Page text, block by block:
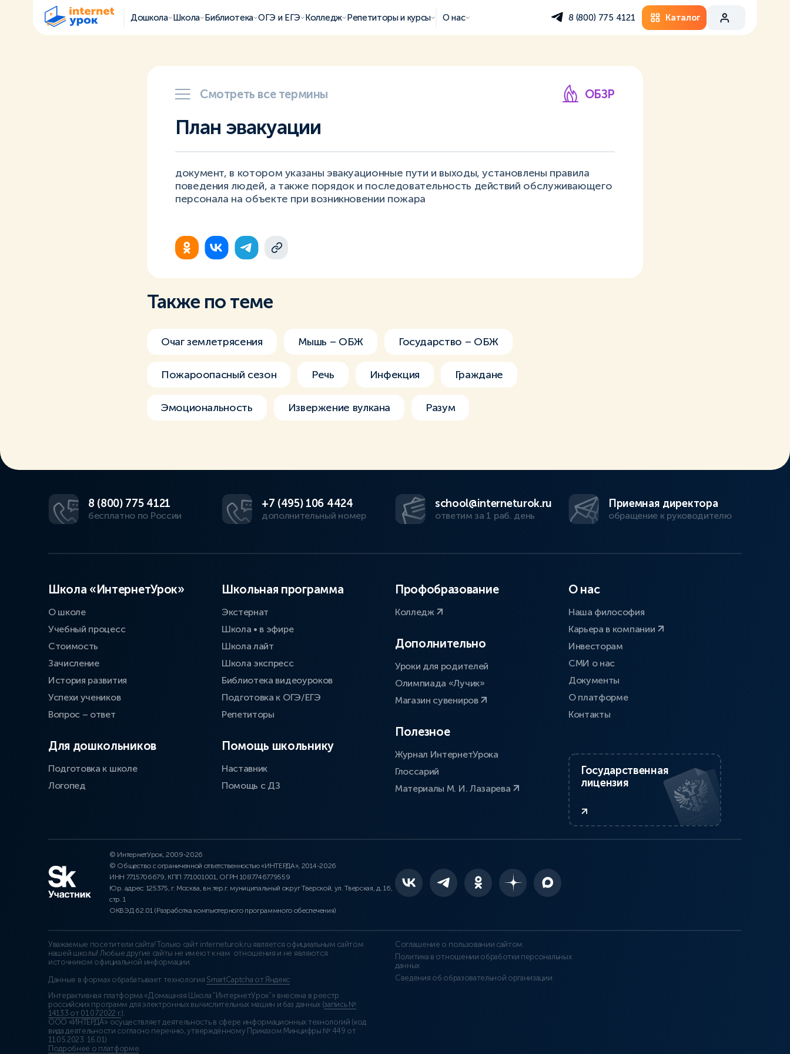
Дошкола Школа Библиотека ОГЭ и ЕГЭ Колледж Репетиторы и курсы О нас 8 (800) 775 4121 Каталог
Смотреть все термины ОБЗР
План эвакуации
документ, в котором указаны эвакуационные пути и выходы, установлены правила
поведения людей, а также порядок и последовательность действий обслуживающего
персонала на объекте при возникновении пожара
Также по теме
Очаг землетрясения Мышь – ОБЖ Государство – ОБЖ
Пожароопасный сезон Речь Инфекция Граждане
Эмоциональность Извержение вулкана Разум
8 (800) 775 4121
бесплатно по России
+7 (495) 106 4424
дополнительный номер
school@interneturok.ru
ответим за 1 раб. день
Приемная директора
обращение к руководителю
Школа «ИнтернетУрок»
О школе
Учебный процесс
Стоимость
Зачисление
История развития
Успехи учеников
Вопрос – ответ
Для дошкольников
Подготовка к школе
Логопед
Школьная программа
Экстернат
Школа • в эфире
Школа лайт
Школа экспресс
Библиотека видеоуроков
Подготовка к ОГЭ/ЕГЭ
Репетиторы
Помощь школьнику
Наставник
Помощь с ДЗ
Профобразование
Колледж
Дополнительно
Уроки для родителей
Олимпиада «Лучик»
Магазин сувениров
Полезное
Журнал ИнтернетУрока
Глоссарий
Материалы М. И. Лазарева
О нас
Наша философия
Карьера в компании
Инвесторам
СМИ о нас
Документы
О платформе
Контакты
Государственная
лицензия
© ИнтернетУрок, 2009-2026
© Общество с ограниченной ответственностью «ИНТЕРДА», 2014-2026
ИНН 7715706679, КПП 771001001, ОГРН 1087746779559
Юр. адрес: 125375, г. Москва, вн.тер.г. муниципальный округ Тверской, ул. Тверская, д. 16,
стр. 1
ОКВЭД 62.01 (Разработка компьютерного программного обеспечения)
Уважаемые посетители сайта! Только сайт interneturok.ru является официальным сайтом
нашей школы! Любые другие сайты не имеют к нам отношения и не являются
источником официальной информации.
Данные в формах обрабатывает технология SmartCaptcha от Яндекс
Интерактивная платформа «Домашняя Школа “ИнтернетУрок”» внесена в реестр
российских программ для электронных вычислительных машин и баз данных (запись №
14133 от 01.07.2022 г.).
ООО «ИНТЕРДА» осуществляет деятельность в сфере информационных технологий (код
вида деятельности согласно перечню, утверждённому Приказом Минцифры № 449 от
11.05.2023: 16.01)
Подробнее о платформе.
Соглашение о пользовании сайтом
Политика в отношении обработки персональных
данных
Сведения об образовательной организации